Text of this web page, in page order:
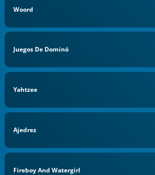
Woord
Juegos De Dominó
Yahtzee
Ajedrez
Fireboy And Watergirl